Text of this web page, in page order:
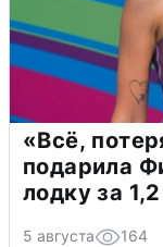
«Всё,
подарила
лодку за
5 августа 164